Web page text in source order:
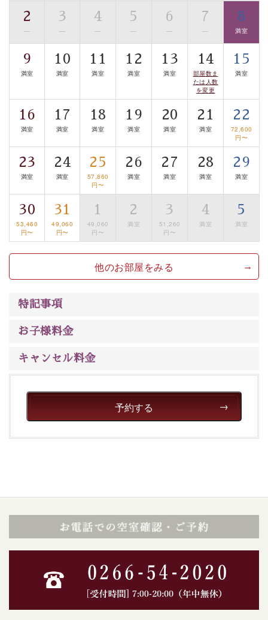
トな空間をお愉しみください。
【旅】
■諏訪大社4社を巡る無料参拝バス
豊富な知識を持ったドライバー兼ガイドが諏訪大社をご
事前ご予約制ですので、ご利用ご希望の方
は【3日前まで】にお電話ください。
※交通規制などにより運行できない日がございます
※年末年始及び御柱祭前後は運行しておりません
以上が基本プランの内容です。
神秘なる諏訪湖に心癒される時間をお過ごしいただけま
2
—
3
—
4
—
5
—
6
—
7
—
8
満室
9
満室
10
満室
11
満室
12
満室
13
満室
14
部屋数ま
たは人数
を変更
15
満室
16
満室
17
満室
18
満室
19
満室
20
満室
21
満室
22
72,600
円〜
23
満室
24
満室
25
57,860
円〜
26
満室
27
満室
28
満室
29
満室
30
53,460
円〜
31
49,060
円〜
1
49,060
円〜
2
満室
3
51,260
円〜
4
満室
5
満室
他のお部屋をみる
特記事項
お子様料金
キャンセル料金
予約する